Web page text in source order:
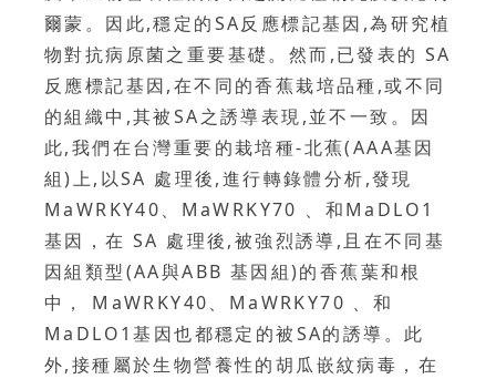
爾蒙。因此,穩定的SA反應標記基因,為研究植
物對抗病原菌之重要基礎。然而,已發表的 SA
反應標記基因,在不同的香蕉栽培品種,或不同
的組織中,其被SA之誘導表現,並不一致。因
此,我們在台灣重要的栽培種-北蕉(AAA基因
組)上,以SA 處理後,進行轉錄體分析,發現
MaWRKY40、MaWRKY70 、和MaDLO1
基因，在 SA 處理後,被強烈誘導,且在不同基
因組類型(AA與ABB 基因組)的香蕉葉和根
中， MaWRKY40、MaWRKY70 、和
MaDLO1基因也都穩定的被SA的誘導。此
外,接種屬於生物營養性的胡瓜嵌紋病毒，在